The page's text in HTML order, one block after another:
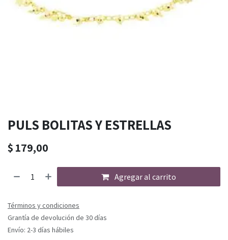
PULS BOLITAS Y ESTRELLAS
$ 179,00
Agregar al carrito
Términos y condiciones
Grantía de devolución de 30 días
Envío: 2-3 días hábiles